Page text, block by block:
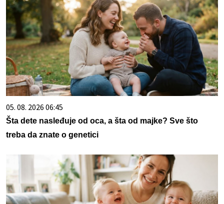
05. 08. 2026 06:45
Šta dete nasleđuje od oca, a šta od majke? Sve što
treba da znate o genetici